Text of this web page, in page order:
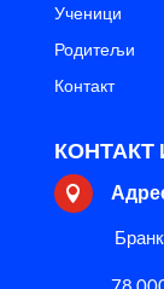
Ученици
Родитељи
Контакт
